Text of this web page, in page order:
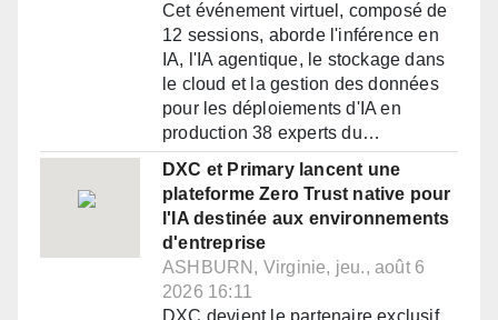
Cet événement virtuel, composé de
12 sessions, aborde l'inférence en
IA, l'IA agentique, le stockage dans
le cloud et la gestion des données
pour les déploiements d'IA en
production 38 experts du…
DXC et Primary lancent une
plateforme Zero Trust native pour
l'IA destinée aux environnements
d'entreprise
ASHBURN, Virginie, jeu., août 6
2026 16:11